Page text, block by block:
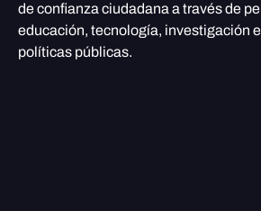
de confianza ciudadana a través de
educación, tecnología, investigación
políticas públicas.